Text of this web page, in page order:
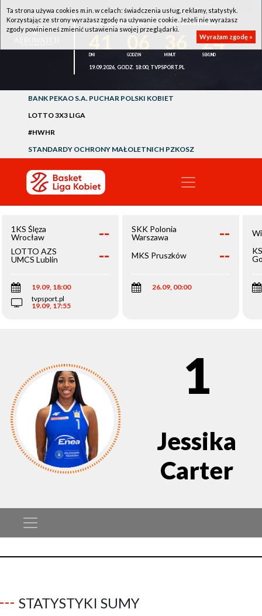
1KS ŚLĘZA WROCŁAW - LOTTO AZS UMCS LUBLIN
24
19.09.2026, GODZ. 18:00, TVPSPORT.PL
BANK PEKAO S.A. PUCHAR POLSKI KOBIET
LOTTO 3X3 LIGA
#HWHR
STANDARDY OCHRONY MAŁOLETNICH PZKOSZ
1KS Ślęza
Wrocław
--
LOTTO AZS
UMCS Lublin
--
19.09, 18:00
tvpsport.pl
19.09, 17:55
SKK Polonia
Warszawa
--
MKS Pruszków --
26.09, 00:00
1
Jessika
Carter
STATYSTYKI SUMY
Ta strona używa cookies m.in. w celach: świadczenia usług, reklamy, statystyk.
Korzystając ze strony wyrażasz zgodę na używanie cookie. Jeżeli nie wyrażasz
zgody powinieneś zmienić ustawienia swojej przeglądarki.
Wyrażam zgodę »